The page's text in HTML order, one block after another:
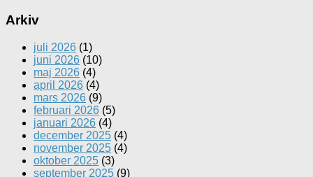
Arkiv
juli 2026 (1)
juni 2026 (10)
maj 2026 (4)
april 2026 (4)
mars 2026 (9)
februari 2026 (5)
januari 2026 (4)
december 2025 (4)
november 2025 (4)
oktober 2025 (3)
september 2025 (9)